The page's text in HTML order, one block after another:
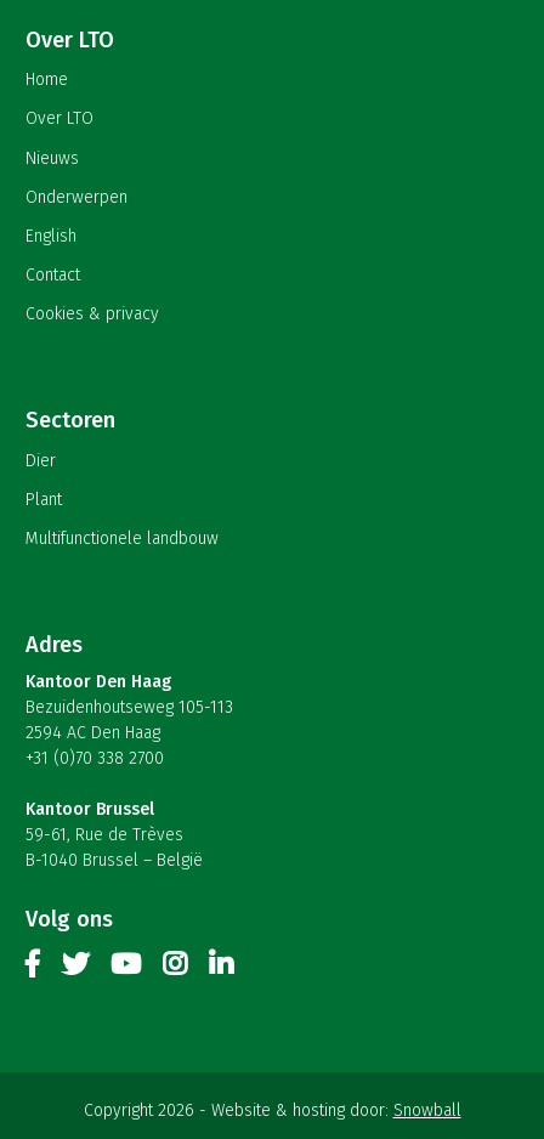
Over LTO
Home
Over LTO
Nieuws
Onderwerpen
English
Contact
Cookies & privacy
Sectoren
Dier
Plant
Multifunctionele landbouw
Adres
Kantoor Den Haag
Bezuidenhoutseweg 105-113
2594 AC Den Haag
+31 (0)70 338 2700
Kantoor Brussel
59-61, Rue de Trèves
B-1040 Brussel – België
Volg ons
Copyright 2026 Website & hosting door: Snowball